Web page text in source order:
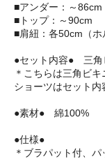
■アンダー：～86cm
■トップ：～90cm
■肩紐：各50cm（ホ
●セット内容● 三角
＊こちらは三角ビキ
ショーツはセット内
●素材● 綿100%
●仕様●
＊ブラパット付、パ